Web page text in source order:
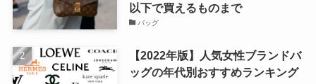
以下で買えるものまで
バッグ
【2022年版】人気女性ブランドバ
ッグの年代別おすすめランキング